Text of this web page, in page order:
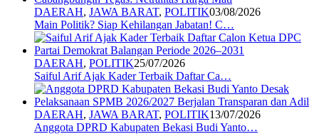
DAERAH, JAWA BARAT, POLITIK03/08/2026
Main Politik? Siap Kehilangan Jabatan! C…
DAERAH, POLITIK25/07/2026
Saiful Arif Ajak Kader Terbaik Daftar Ca…
DAERAH, JAWA BARAT, POLITIK13/07/2026
Anggota DPRD Kabupaten Bekasi Budi Yanto…